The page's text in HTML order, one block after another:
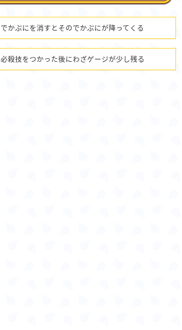
でかぷにを消すとそのでかぷにが降ってくる
必殺技をつかった後にわざゲージが少し残る